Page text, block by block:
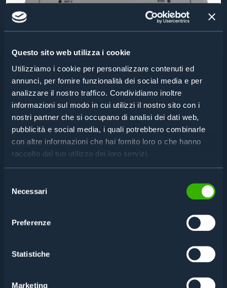
Questo sito web utilizza i cookie
Utilizziamo i cookie per personalizzare contenuti ed
annunci, per fornire funzionalità dei social media e per
analizzare il nostro traffico. Condividiamo inoltre
informazioni sul modo in cui utilizzi il nostro sito con i
nostri partner che si occupano di analisi dei dati web,
pubblicità e social media, i quali potrebbero combinarle
con altre informazioni che hai fornito loro o che hanno
raccolto dal tuo utilizzo dei loro servizi.
delNecessari
Preferenze
Statistiche
Marketing
TOP-LEVEL INDUSTRIAL PERFORMANCE
RFLINE U4